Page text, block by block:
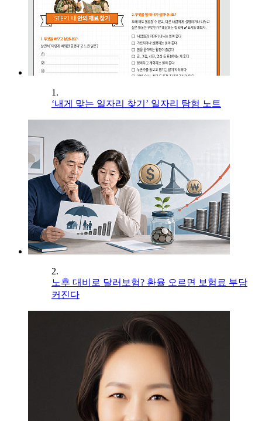
1.
‘내게 맞는 일자리 찾기’ 일자리 탐험 노트
2.
노후 대비로 달러보험? 환율 오르면 보험료 부담
커진다